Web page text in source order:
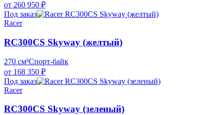
от 260 950 ₽
Под заказ
Racer
RC300CS Skyway (желтый)
270 см³Спорт-байк
от 168 350 ₽
Под заказ
Racer
RC300CS Skyway (зеленый)